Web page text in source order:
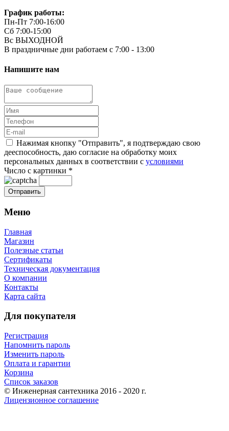
График работы:
Пн-Пт 7:00-16:00
Сб 7:00-15:00
Вс ВЫХОДНОЙ
В праздничные дни работаем с 7:00 - 13:00
Напишите нам
Нажимая кнопку "Отправить", я подтверждаю свою
дееспособность, даю согласие на обработку моих
персональных данных в соответствии с условиями
Число с картинки *
Меню
Главная
Магазин
Полезные статьи
Сертификаты
Техническая документация
О компании
Контакты
Карта сайта
Для покупателя
Регистрация
Напомнить пароль
Изменить пароль
Оплата и гарантии
Корзина
Список заказов
© Инженерная сантехника 2016 - 2020 г.
Лицензионное соглашение